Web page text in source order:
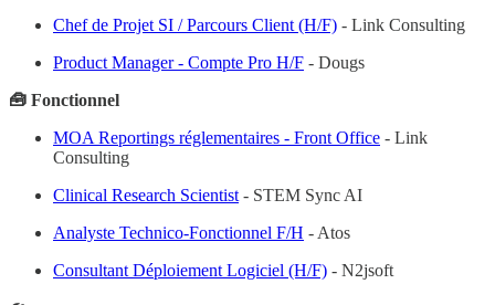
Chef de Projet SI / Parcours Client (H/F) - Link Consulting
Product Manager - Compte Pro H/F - Dougs
🧰 Fonctionnel
MOA Reportings réglementaires - Front Office - Link
Consulting
Clinical Research Scientist - STEM Sync AI
Analyste Technico-Fonctionnel F/H - Atos
Consultant Déploiement Logiciel (H/F) - N2jsoft